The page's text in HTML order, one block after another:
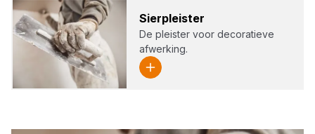
Sier­pleis­ter
De pleister voor decoratieve
afwerking.